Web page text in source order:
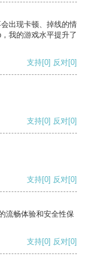
出现卡顿、掉线的情
我的游戏水平提升了
支持[0] 反对[0]
支持[0] 反对[0]
支持[0] 反对[0]
流畅体验和安全性保
支持[0] 反对[0]